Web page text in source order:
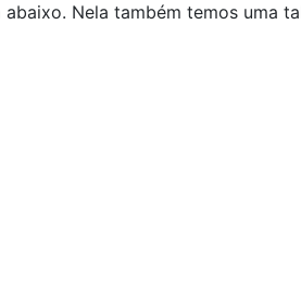
Nela também temos uma